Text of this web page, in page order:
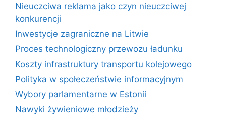
Nieuczciwa reklama jako czyn nieuczciwej
konkurencji
Inwestycje zagraniczne na Litwie
Proces technologiczny przewozu ładunku
Koszty infrastruktury transportu kolejowego
Polityka w społeczeństwie informacyjnym
Wybory parlamentarne w Estonii
Nawyki żywieniowe młodzieży